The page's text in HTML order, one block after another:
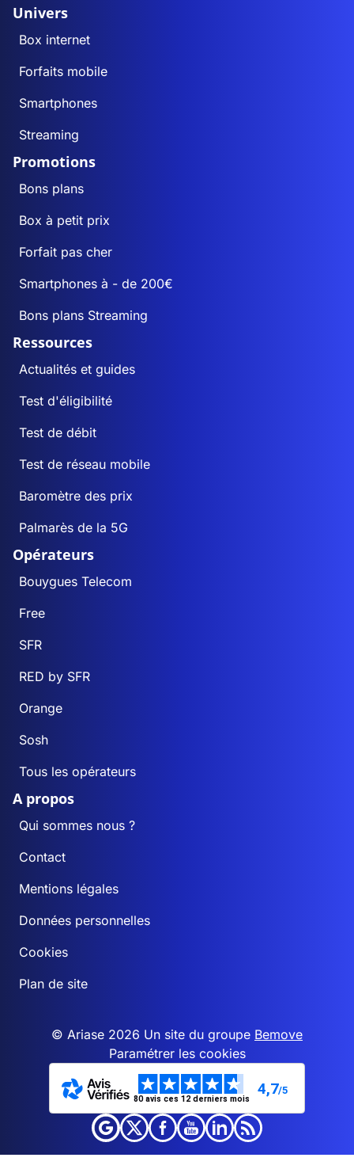
Univers
Box internet
Forfaits mobile
Smartphones
Streaming
Promotions
Bons plans
Box à petit prix
Forfait pas cher
Smartphones à - de 200€
Bons plans Streaming
Ressources
Actualités et guides
Test d'éligibilité
Test de débit
Test de réseau mobile
Baromètre des prix
Palmarès de la 5G
Opérateurs
Bouygues Telecom
Free
SFR
RED by SFR
Orange
Sosh
Tous les opérateurs
A propos
Qui sommes nous ?
Contact
Mentions légales
Données personnelles
Cookies
Plan de site
© Ariase 2026 Un site du groupe Bemove
Paramétrer les cookies
80 avis ces 12 derniers mois
4,7/5